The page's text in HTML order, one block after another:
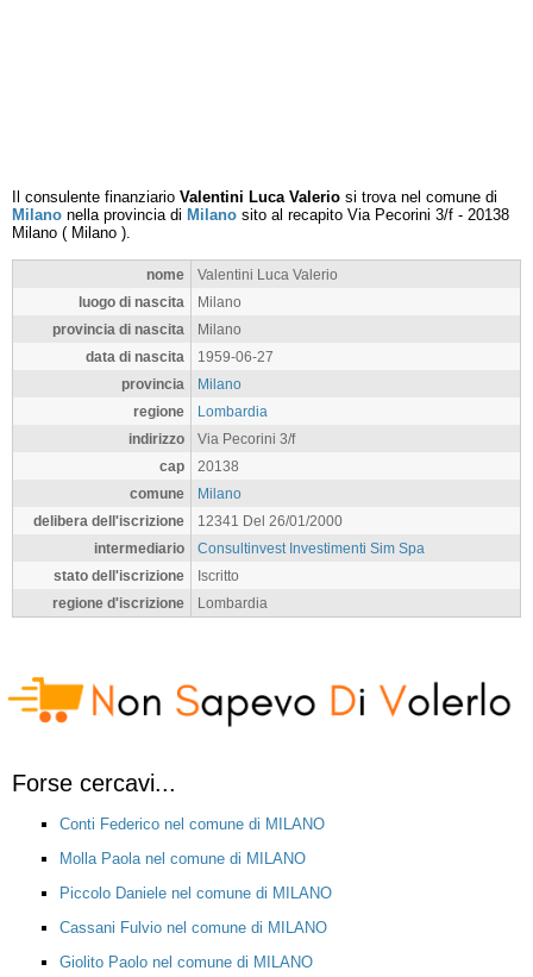
Il consulente finanziario Valentini Luca Valerio si trova nel comune di
Milano nella provincia di Milano sito al recapito Via Pecorini 3/f - 20138
Milano ( Milano ).
nome
Valentini Luca Valerio
luogo di nascita
Milano
provincia di nascita
Milano
data di nascita
1959-06-27
provincia
Milano
regione
Lombardia
indirizzo
Via Pecorini 3/f
cap
20138
comune
Milano
delibera dell'iscrizione
12341 Del 26/01/2000
intermediario
Consultinvest Investimenti Sim Spa
stato dell'iscrizione
Iscritto
regione d'iscrizione
Lombardia
Forse cercavi...
Conti Federico nel comune di MILANO
Molla Paola nel comune di MILANO
Piccolo Daniele nel comune di MILANO
Cassani Fulvio nel comune di MILANO
Giolito Paolo nel comune di MILANO